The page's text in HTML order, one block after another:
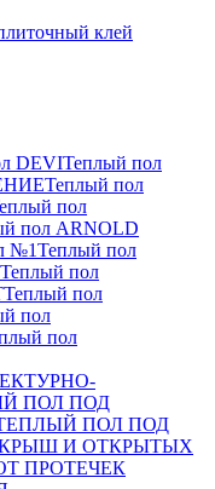
клей
DEVIТеплый пол
Теплый пол
пол
пол ARNOLD
№1Теплый пол
Теплый пол
Теплый пол
пол
пол
ПОЛ ПОД
ПОЛ ПОД
КРЫШ И ОТКРЫТЫХ
ПРОТЕЧЕК